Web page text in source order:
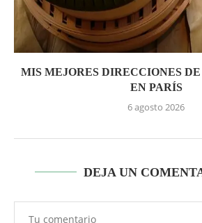
MIS MEJORES DIRECCIONES
EN PARÍS
6 agosto 2026
DEJA UN